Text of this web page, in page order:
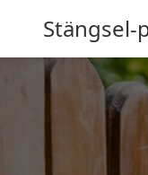
Stängsel-